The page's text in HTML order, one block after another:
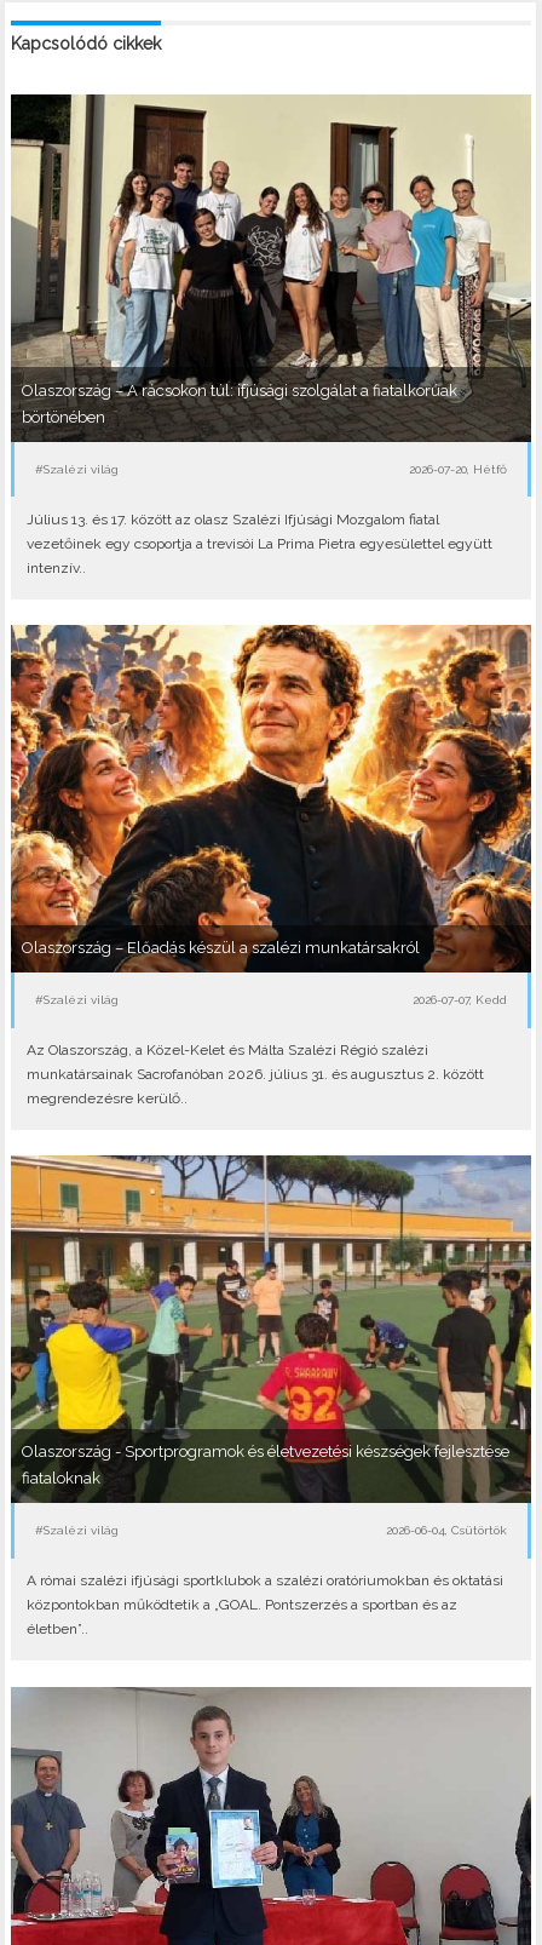
Kapcsolódó cikkek
Olaszország – A rácsokon túl: ifjúsági szolgálat a fiatalkorúak
börtönében
#Szalézi világ 2026-07-20, Hétfő
Július 13. és 17. között az olasz Szalézi Ifjúsági Mozgalom fiatal
vezetőinek egy csoportja a trevisói La Prima Pietra egyesülettel együtt
intenzív..
Olaszország – Előadás készül a szalézi munkatársakról
#Szalézi világ 2026-07-07, Kedd
Az Olaszország, a Közel-Kelet és Málta Szalézi Régió szalézi
munkatársainak Sacrofanóban 2026. július 31. és augusztus 2. között
megrendezésre kerülő..
Olaszország - Sportprogramok és életvezetési készségek fejlesztése
fiataloknak
#Szalézi világ 2026-06-04, Csütörtök
A római szalézi ifjúsági sportklubok a szalézi oratóriumokban és oktatási
központokban működtetik a „GOAL. Pontszerzés a sportban és az
életben”..